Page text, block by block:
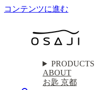
コンテンツに進む
PRODUCTS
ABOUT
お匙 京都